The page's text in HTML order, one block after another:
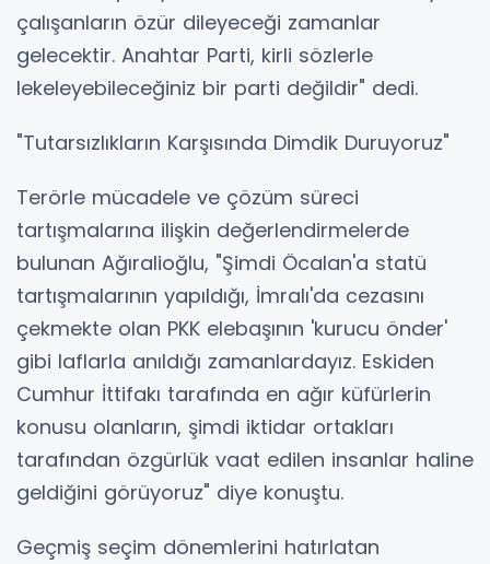
çalışanların özür dileyeceği zamanlar
gelecektir. Anahtar Parti, kirli sözlerle
lekeleyebileceğiniz bir parti değildir" dedi.
"Tutarsızlıkların Karşısında Dimdik Duruyoruz"
Terörle mücadele ve çözüm süreci
tartışmalarına ilişkin değerlendirmelerde
bulunan Ağıralioğlu, "Şimdi Öcalan'a statü
tartışmalarının yapıldığı, İmralı'da cezasını
çekmekte olan PKK elebaşının 'kurucu önder'
gibi laflarla anıldığı zamanlardayız. Eskiden
Cumhur İttifakı tarafında en ağır küfürlerin
konusu olanların, şimdi iktidar ortakları
tarafından özgürlük vaat edilen insanlar haline
geldiğini görüyoruz" diye konuştu.
Geçmiş seçim dönemlerini hatırlatan